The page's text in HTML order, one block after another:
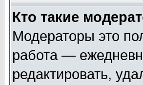
Кто такие
Модераторы это
работа —
редактировать,